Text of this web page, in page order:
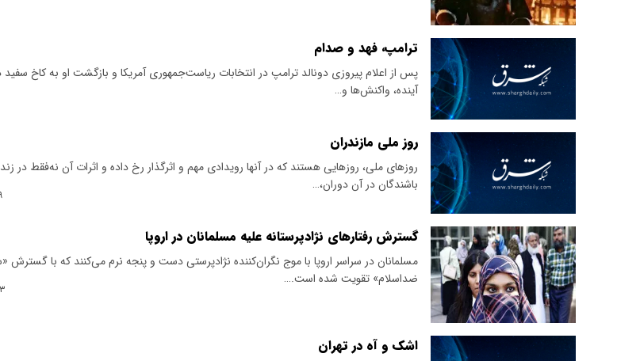
ترامپ، فهد و صدام
پس از اعلام پیروزی دونالد ترامپ در انتخابات ریاست‌جمهوری آمریکا و بازگشت او به کاخ سفید
آینده، واکنش‌ها و…
روز ملی مازندران
روزهای ملی، روزهایی هستند که در آنها رویدادی مهم و اثرگذار رخ داده و اثرات آن نه‌فقط در
باشندگان در آن دوران،…
۱۹
گسترش رفتارهای نژادپرستانه علیه مسلمانان در اروپا
مسلمانان در سراسر اروپا با موج نگران‌کننده نژادپرستی دست و پنجه نرم می‌کنند که با گسترش
ضداسلام» تقویت شده است.…
۰۳
اشک و آه در تهران